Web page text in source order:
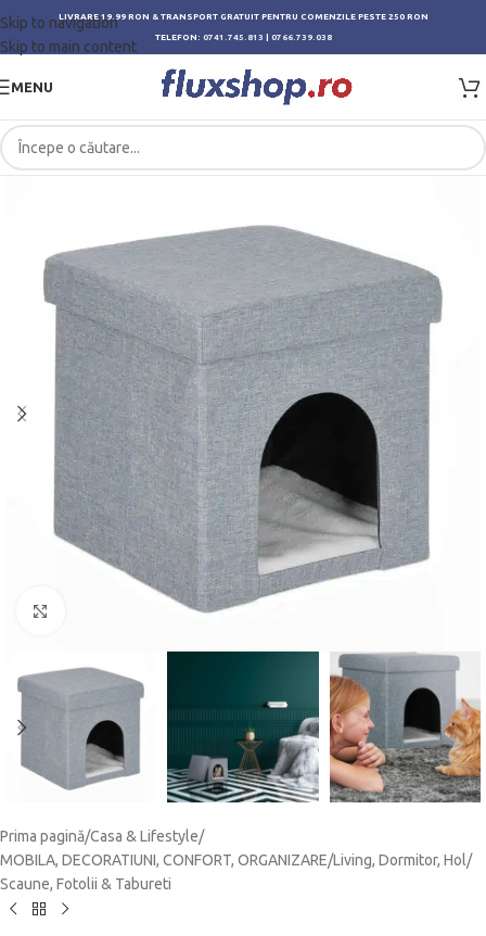
Skip to navigation
Skip to main content
LIVRARE 19.99 RON & TRANSPORT GRATUIT PENTRU COMENZILE PESTE 250 RON
TELEFON: 0741.745.813 0766.739.038
MENU
Prima pagină/Casa & Lifestyle/
MOBILA, DECORATIUNI, CONFORT, ORGANIZARE/Living, Dormitor, Hol/
Scaune, Fotolii & Tabureti